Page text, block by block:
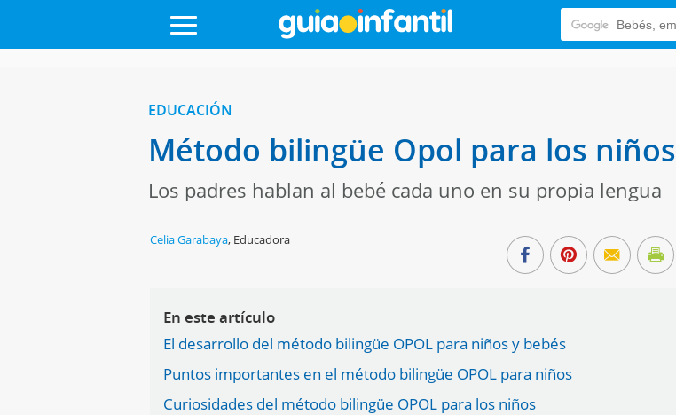
EDUCACIÓN
Método bilingüe Opol para los niños
Los padres hablan al bebé cada uno en su propia lengua
Celia Garabaya, Educadora
En este artículo
El desarrollo del método bilingüe OPOL para niños y bebés
Puntos importantes en el método bilingüe OPOL para niños
Curiosidades del método bilingüe OPOL para los niños